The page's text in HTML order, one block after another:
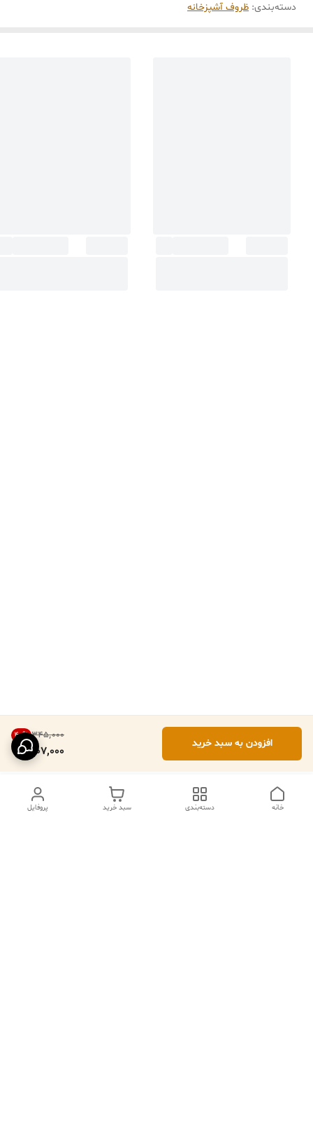
۳۴۵٬۰۰۰ 40%
207,000
افزودن به سبد خرید
دسته‌بندی: ظروف آشپزخانه
پروفایل سبد خرید دسته‌بندی خانه